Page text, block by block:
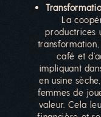
La
productrices
café et
impliquant
en usine
femmes de
valeur. Cela